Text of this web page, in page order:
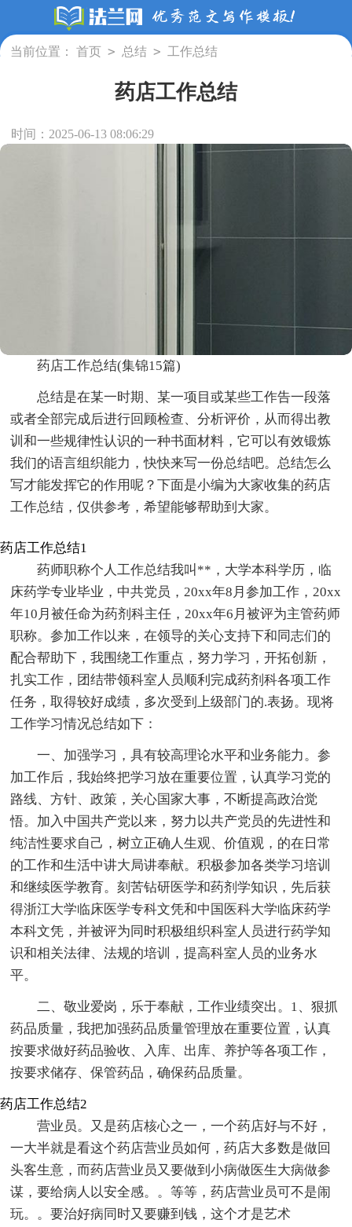
当前位置： 首页 > 总结 > 工作总结
药店工作总结
时间：2025-06-13 08:06:29
药店工作总结(集锦15篇)
总结是在某一时期、某一项目或某些工作告一段落
或者全部完成后进行回顾检查、分析评价，从而得出教
训和一些规律性认识的一种书面材料，它可以有效锻炼
我们的语言组织能力，快快来写一份总结吧。总结怎么
写才能发挥它的作用呢？下面是小编为大家收集的药店
工作总结，仅供参考，希望能够帮助到大家。
药店工作总结1
药师职称个人工作总结我叫**，大学本科学历，临
床药学专业毕业，中共党员，20xx年8月参加工作，20xx
年10月被任命为药剂科主任，20xx年6月被评为主管药师
职称。参加工作以来，在领导的关心支持下和同志们的
配合帮助下，我围绕工作重点，努力学习，开拓创新，
扎实工作，团结带领科室人员顺利完成药剂科各项工作
任务，取得较好成绩，多次受到上级部门的.表扬。现将
工作学习情况总结如下：
一、加强学习，具有较高理论水平和业务能力。参
加工作后，我始终把学习放在重要位置，认真学习党的
路线、方针、政策，关心国家大事，不断提高政治觉
悟。加入中国共产党以来，努力以共产党员的先进性和
纯洁性要求自己，树立正确人生观、价值观，的在日常
的工作和生活中讲大局讲奉献。积极参加各类学习培训
和继续医学教育。刻苦钻研医学和药剂学知识，先后获
得浙江大学临床医学专科文凭和中国医科大学临床药学
本科文凭，并被评为同时积极组织科室人员进行药学知
识和相关法律、法规的培训，提高科室人员的业务水
平。
二、敬业爱岗，乐于奉献，工作业绩突出。1、狠抓
药品质量，我把加强药品质量管理放在重要位置，认真
按要求做好药品验收、入库、出库、养护等各项工作，
按要求储存、保管药品，确保药品质量。
药店工作总结2
营业员。又是药店核心之一，一个药店好与不好，
一大半就是看这个药店营业员如何，药店大多数是做回
头客生意，而药店营业员又要做到小病做医生大病做参
谋，要给病人以安全感。。等等，药店营业员可不是闹
玩。。要治好病同时又要赚到钱，这个才是艺术